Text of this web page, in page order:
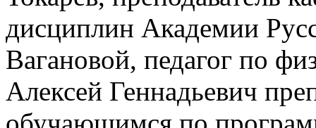
дисциплин Академии
Вагановой, педагог по
Алексей Геннадьевич